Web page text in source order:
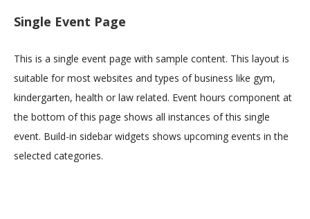
Single Event Page
This is a single event page with sample content. This layout is
suitable for most websites and types of business like gym,
kindergarten, health or law related. Event hours component at
the bottom of this page shows all instances of this single
event. Build-in sidebar widgets shows upcoming events in the
selected categories.